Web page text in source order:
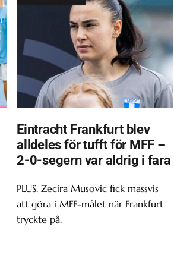
Eintracht Frankfurt blev
alldeles för tufft för MFF –
2-0-segern var aldrig i fara
PLUS. Zecira Musovic fick massvis
att göra i MFF-målet när Frankfurt
tryckte på.